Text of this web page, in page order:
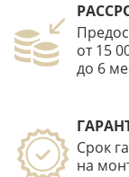
от 15
до 6
Срок
на